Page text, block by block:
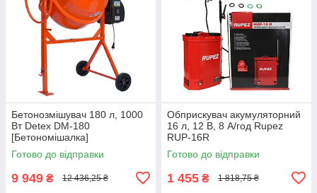
Бетонозмішувач 180 л, 1000
Вт Detex DM-180
[Бетономішалка]
Готово до відправки
9 949 ₴ 12 436,25 ₴
Обприскувач акумуляторний
16 л, 12 В, 8 А/год Rupez
RUP-16R
Готово до відправки
1 455 ₴ 1 818,75 ₴